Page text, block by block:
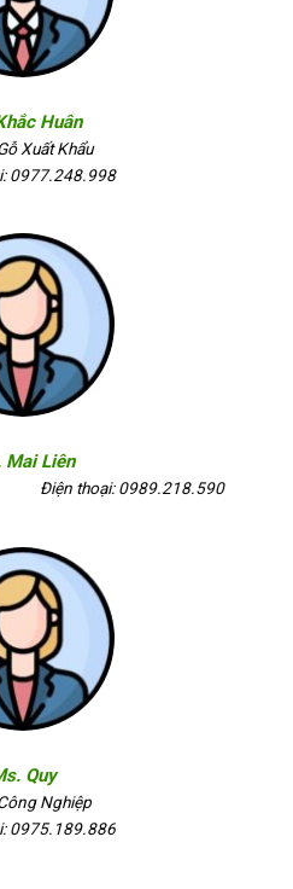
Huân
Xuất Khẩu
0977.248.998
Mai Liên
Điện thoại: 0989.218.590
Quy
Nghiệp
0975.189.886